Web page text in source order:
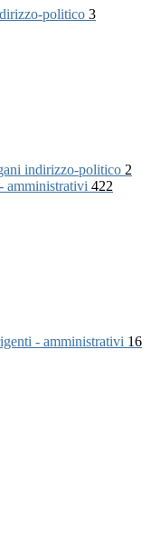
politico 3
indirizzo-politico 2
amministrativi 422
- amministrativi 16